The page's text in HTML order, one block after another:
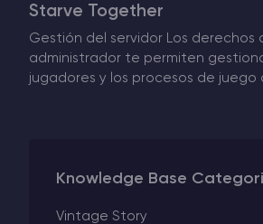
Starve Together
Gestión del servidor Los derechos
administrador te permiten
jugadores y los procesos de juego
Knowledge Base
Vintage Story